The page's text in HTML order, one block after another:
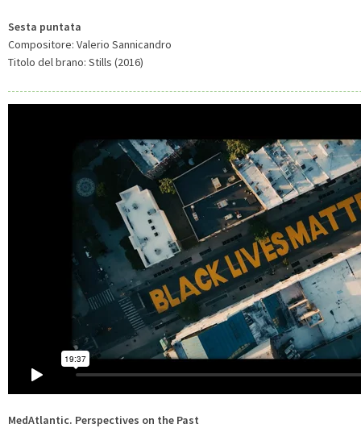
Sesta puntata
Compositore: Valerio Sannicandro
Titolo del brano: Stills (2016)
MedAtlantic. Perspectives on the Past